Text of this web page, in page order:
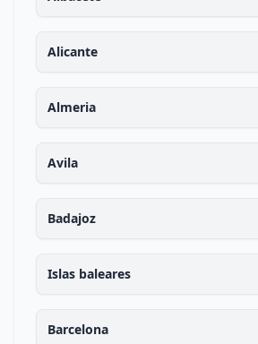
Alicante
Almeria
Avila
Badajoz
Islas baleares
Barcelona